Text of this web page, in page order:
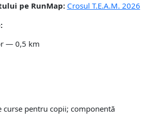
pe RunMap: Crosul T.E.A.M. 2026
— 0,5 km
pentru copii; componentă